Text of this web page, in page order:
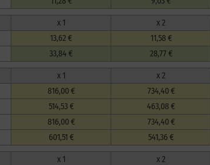
x 1 x 2
13,62 € 11,58 €
33,84 € 28,77 €
x 1 x 2
816,00 € 734,40 €
514,53 € 463,08 €
816,00 € 734,40 €
601,51 € 541,36 €
x 1 x 2